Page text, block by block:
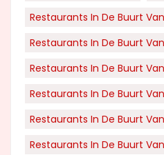
Restaurants In De Buurt
Restaurants In De Buurt
Restaurants In De Buurt
Restaurants In De Buurt
Restaurants In De Buurt
Restaurants In De Buurt